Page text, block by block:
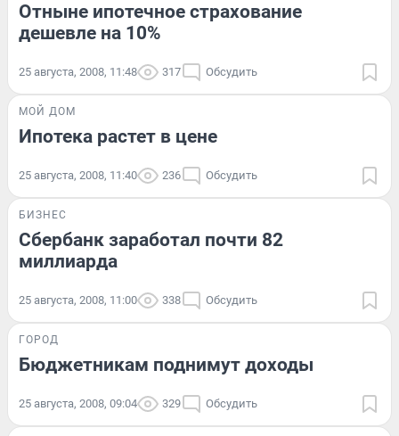
Отныне ипотечное страхование
дешевле на 10%
25 августа, 2008, 11:48 317 Обсудить
МОЙ ДОМ
Ипотека растет в цене
25 августа, 2008, 11:40 236 Обсудить
БИЗНЕС
Сбербанк заработал почти 82
миллиарда
25 августа, 2008, 11:00 338 Обсудить
ГОРОД
Бюджетникам поднимут доходы
25 августа, 2008, 09:04 329 Обсудить